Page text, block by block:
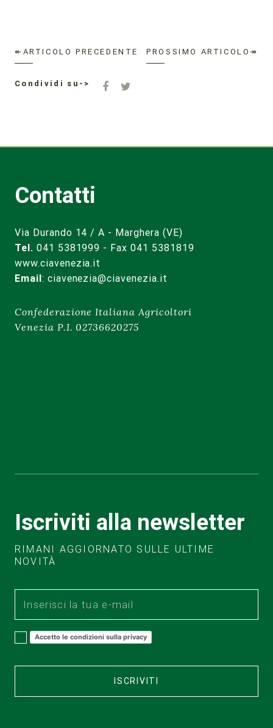
↞ARTICOLO PRECEDENTE PROSSIMO ARTICOLO↠
Condividi su->
Contatti
Via Durando 14 / A - Marghera (VE)
Tel. 041 5381999 - Fax 041 5381819
www.ciavenezia.it
Email: ciavenezia@ciavenezia.it
Confederazione Italiana Agricoltori
Venezia P.I. 02736620275
Iscriviti alla newsletter
RIMANI AGGIORNATO SULLE ULTIME
NOVITÀ
Accetto le condizioni sulla privacy
ISCRIVITI